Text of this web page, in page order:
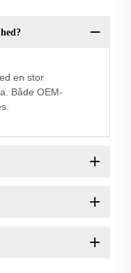
en stor
Både OEM-